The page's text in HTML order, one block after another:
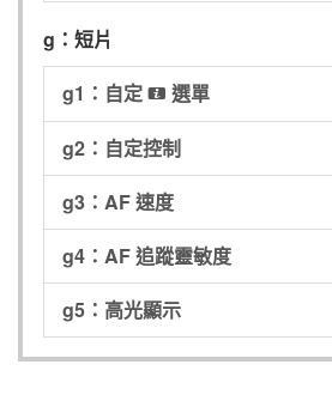
g：短片
g1：自定 i 選單
g2：自定控制
g3：AF 速度
g4：AF 追蹤靈敏度
g5：高光顯示